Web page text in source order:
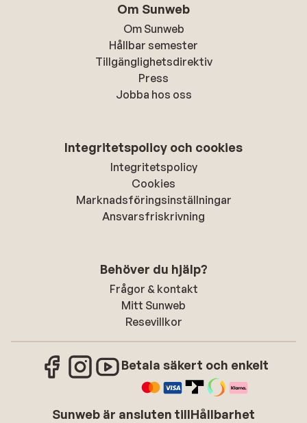
Om Sunweb
Om Sunweb
Hållbar semester
Tillgänglighetsdirektiv
Press
Jobba hos oss
Integritetspolicy och cookies
Integritetspolicy
Cookies
Marknadsföringsinställningar
Ansvarsfriskrivning
Behöver du hjälp?
Frågor & kontakt
Mitt Sunweb
Resevillkor
Betala säkert och enkelt
Sunweb är ansluten tillHållbarhet